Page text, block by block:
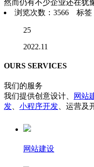
然而仍有不少企业还在犹
浏览次数：3566 标签
25
2022.11
OURS SERVICES
我们的服务
我们提供创意设计、
网站
发
小程序开发 、运营及
网站建设